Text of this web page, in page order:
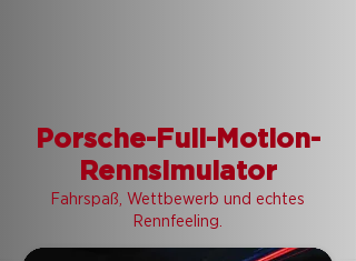
Porsche-Full-Motion-
Rennsimulator
​Fahrspaß, Wettbewerb und echtes
Rennfeeling.